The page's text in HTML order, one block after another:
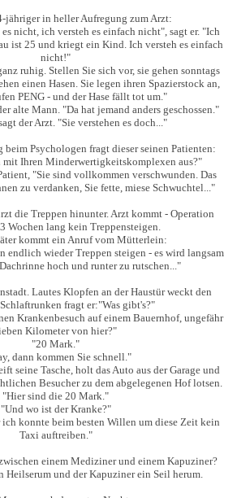
jähriger in heller Aufregung zum Arzt:
nicht, ich versteh es einfach nicht", sagt er. "Ich
ist 25 und kriegt ein Kind. Ich versteh es einfach
nicht!"
ruhig. Stellen Sie sich vor, sie gehen sonntags
einen Hasen. Sie legen ihren Spazierstock an,
PENG - und der Hase fällt tot um."
alte Mann. "Da hat jemand anders geschossen."
der Arzt. "Sie verstehen es doch..."
Psychologen fragt dieser seinen Patienten:
mit Ihren Minderwertigkeitskomplexen aus?"
"Sie sind vollkommen verschwunden. Das
zu verdanken, Sie fette, miese Schwuchtel..."
die Treppen hinunter. Arzt kommt - Operation
Wochen lang kein Treppensteigen.
kommt ein Anruf vom Mütterlein:
endlich wieder Treppen steigen - es wird langsam
hoch und runter zu rutschen..."
Lautes Klopfen an der Haustür weckt den
fragt er:"Was gibt's?"
Krankenbesuch auf einem Bauernhof, ungefähr
Kilometer von hier?"
"20 Mark."
dann kommen Sie schnell."
seine Tasche, holt das Auto aus der Garage und
Besucher zu dem abgelegenen Hof lotsen.
"Hier sind die 20 Mark."
"Und wo ist der Kranke?"
konnte beim besten Willen um diese Zeit kein
Taxi auftreiben."
einem Mediziner und einem Kapuziner?
Heilserum und der Kapuziner ein Seil herum.